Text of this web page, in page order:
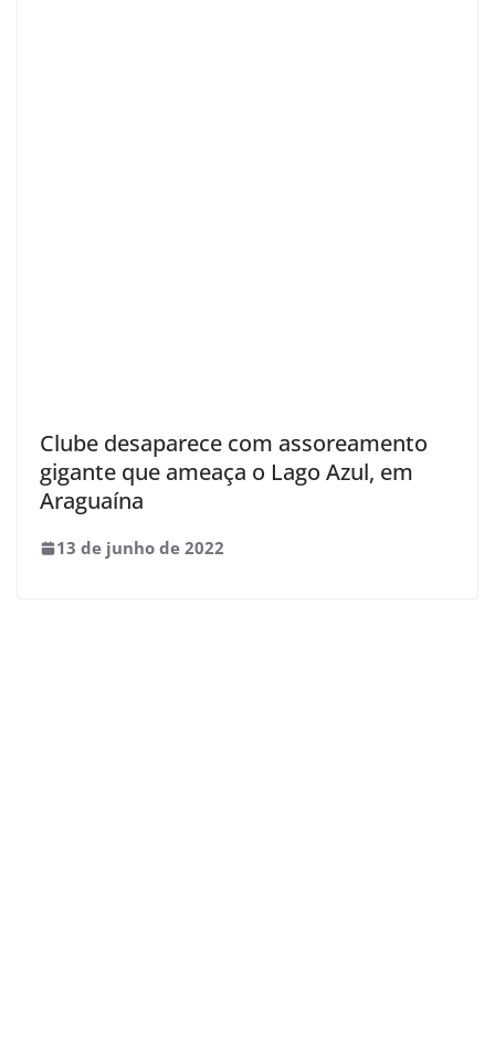
Clube desaparece com assoreamento
gigante que ameaça o Lago Azul, em
Araguaína
13 de junho de 2022